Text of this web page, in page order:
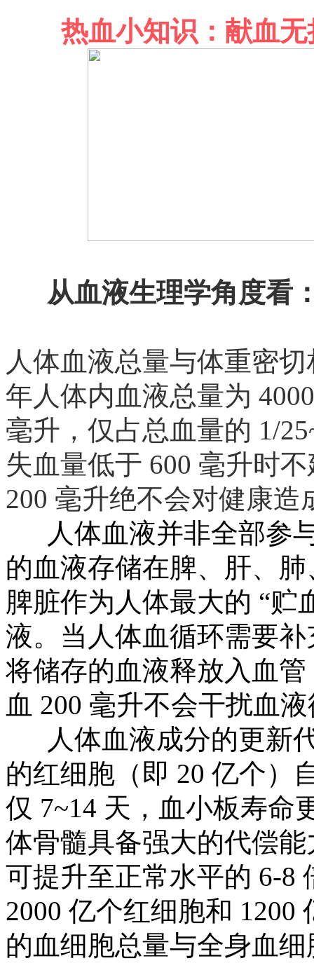
热血小知识：献血
从血液生理学角度看
人体血液总量与体重密
年人体内血液总量为
毫升，仅占总血量的 1/
失血量低于 600 毫升时
200 毫升绝不会对健康造
人体血液并非全部参
的血液存储在脾、肝、
脾脏作为人体最大的 “贮
液。当人体血循环需要
将储存的血液释放入血
血 200 毫升不会干扰血
人体血液成分的更新
的红细胞（即 20 亿个）
仅 7~14 天，血小板寿命
体骨髓具备强大的代偿
可提升至正常水平的 6-8
2000 亿个红细胞和
的血细胞总量与全身血